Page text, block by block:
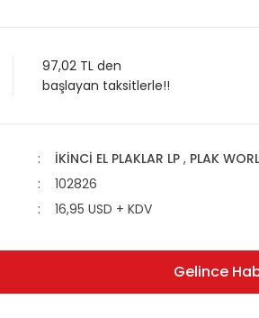
97,02 TL den
başlayan taksitlerle!!
İKİNCİ EL PLAKLAR LP , PLAK
102826
16,95 USD + KDV
Gelince